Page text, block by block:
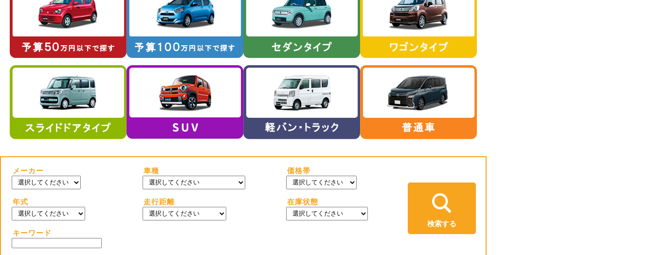
メーカー 車種 価格帯
年式 走行距離 在庫状態
キーワード